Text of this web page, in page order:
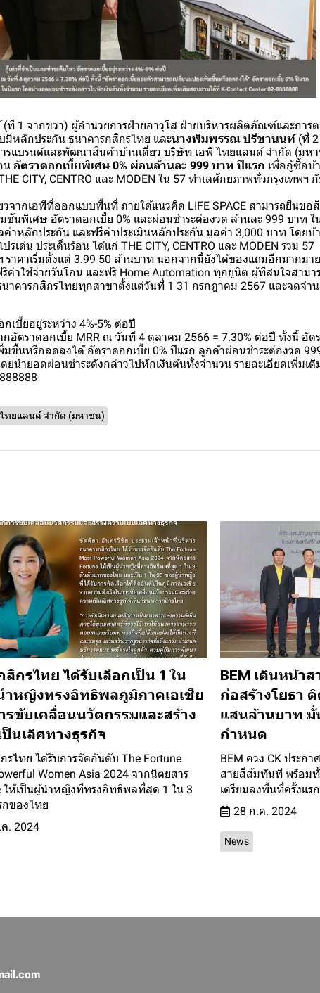
(ที่ 1 จากขวา) ผู้อำนวยการฝ่ายอาวุโส ฝ่ายบริหารผลิตภัณฑ์และการ
หลักประกัน ธนาคารกสิกรไทย และนางพิมพรรณ ปรีชานนท์(ที่ 2
รแบรนด์และพัฒนาสินค้าบ้านเดี่ยว บริษัท เอพี ไทยแลนด์ จำกัด (มห
น อัตราดอกเบี้ยพิเศษ 0% ผ่อนล้านละ 999 บาท ปีแรก เพื่อกู้ซื้อบ้
CITY, CENTRO และ MODEN ใน 57 ทำเลศักยภาพทั่วกรุงเทพฯ
จากเอพีที่ออกแบบพื้นที่ ภายใต้แนวคิด LIFE SPACE สามารถยื่นขอ
ชันพิเศษ อัตราดอกเบี้ย 0% และผ่อนชำระต่องวด ล้านละ 999 บาท ใ
าหลักประกัน และฟรีค่าประเมินหลักประกัน มูลค่า 3,000 บาท โดยบ้
เด่น ประเด็นร้อน ได้แก่ THE CITY, CENTRO และ MODEN รวม 57
ราคาเริ่มตั้งแต่ 3.99 50 ล้านบาท นอกจากนี้ยังได้ของแถมอีกมากมา
ค่าใช้จ่ายวันโอน และฟรี Home Automation ทุกยูนิต ผู้ที่สนใจสามา
าคารกสิกรไทยทุกสาขาตั้งแต่วันที่ 1 31 กรกฎาคม 2567 และจดจำ
เบี้ยอยู่ระหว่าง 4%-5% ต่อปี
อัตราดอกเบี้ย MRR ณ วันที่ 4 ตุลาคม 2566 = 7.30% ต่อปี ทั้งนี้ อัต
ขึ้นหรือลดลงได้ อัตราดอกเบี้ย 0% ปีแรก ลูกค้าผ่อนชำระต่องวด
ยนำยอดผ่อนชำระดังกล่าวไปหักเงินต้นทั้งจำนวน รายละเอียดเพิ่มเติ
ทยแลนด์ จำกัด (มหาชน)
สิกรไทย ได้รับเลือกเป็น 1 ใน
ำหญิงทรงอิทธิพลภูมิภาคเอเชีย
รขับเคลื่อนนวัตกรรมและสร้าง
ป็นเลิศทางธุรกิจ
กรไทย ได้รับการจัดอันดับ The Fortune
Women Asia 2024 จากนิตยสาร
ให้เป็นผู้นำหญิงที่ทรงอิทธิพลที่สุด 1 ใน 3
ของไทย
. 2024
BEM เดินหน้า
ก่อสร้างโยธา
แสนล้านบาท มั่
กำหนด
BEM ควง CK ประก
สายสีส้มทันที พร้อมทั้
เตรียมลงพื้นที่ครั้งแร
28 ก.ค. 2024
News